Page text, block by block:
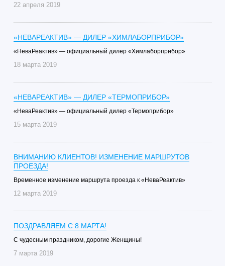
22 апреля 2019
«НЕВАРЕАКТИВ» — ДИЛЕР «ХИМЛАБОРПРИБОР»
«НеваРеактив» — официальный дилер «Химлаборприбор»
18 марта 2019
«НЕВАРЕАКТИВ» — ДИЛЕР «ТЕРМОПРИБОР»
«НеваРеактив» — официальный дилер «Термоприбор»
15 марта 2019
ВНИМАНИЮ КЛИЕНТОВ! ИЗМЕНЕНИЕ МАРШРУТОВ
ПРОЕЗДА!
Временное изменение маршрута проезда к «НеваРеактив»
12 марта 2019
ПОЗДРАВЛЯЕМ С 8 МАРТА!
С чудесным праздником, дорогие Женщины!
7 марта 2019